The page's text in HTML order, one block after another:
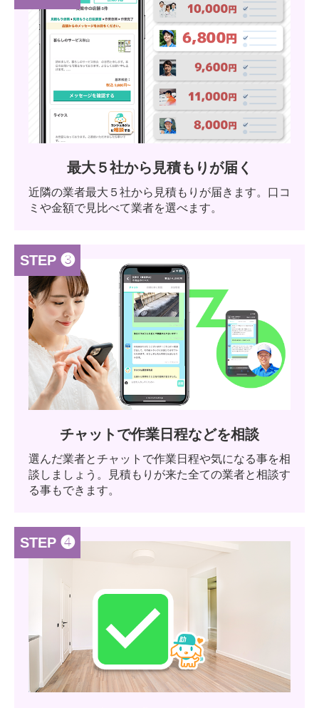
最大５社から見積もりが届く
近隣の業者最大５社から見積もりが届きます。口コ
ミや金額で見比べて業者を選べます。
STEP ❸
チャットで作業日程などを相談
選んだ業者とチャットで作業日程や気になる事を相
談しましょう。見積もりが来た全ての業者と相談す
る事もできます。
STEP ❹